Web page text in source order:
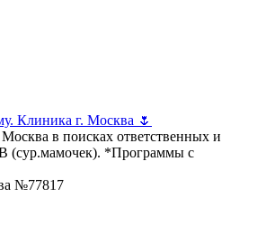
Клиника г. Москва 🌷
в поисках ответственных и
*Программы с
№77817